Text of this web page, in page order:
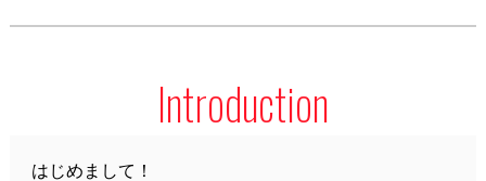
Introduction
はじめまして！